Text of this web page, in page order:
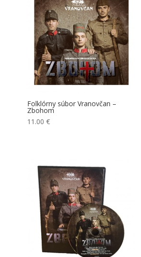
Folklórny súbor Vranovčan –
Zbohom
11.00 €